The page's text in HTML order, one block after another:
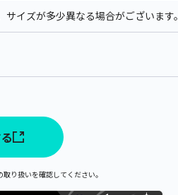
ズが多少異なる場合がございます。
り扱いを確認してください。